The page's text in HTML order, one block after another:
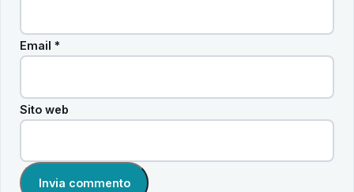
Email *
Sito web